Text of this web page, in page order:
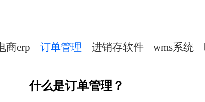
商erp 订单管理 进销存软件 wms系统
什么是订单管理？